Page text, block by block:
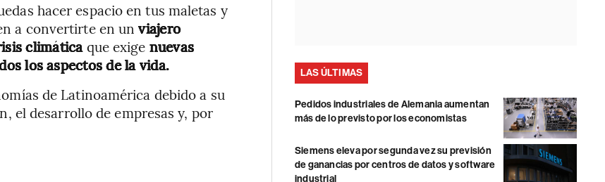
hacer espacio en tus maletas y
a convertirte en unviajero
climáticaque exige nuevas
los aspectos de la vida.
de Latinoamérica debido a su
el desarrollo de empresas y, por
LAS ÚLTIMAS
Pedidos industriales de Alemania aumentan
más de lo previsto por los economistas
Siemens eleva por segunda vez su previsión
de ganancias por centros de datos y software
industrial